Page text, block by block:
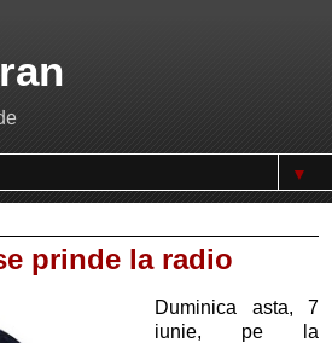
▼
prinde la radio
Duminica asta, 7
iunie, pe la